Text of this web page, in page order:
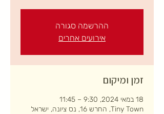
ההרשמה סגורה
אירועים אחרים
זמן ומיקום
18 במאי 2024, 9:30 – 11:45
Tiny Town, החרש 16, נס ציונה, ישראל